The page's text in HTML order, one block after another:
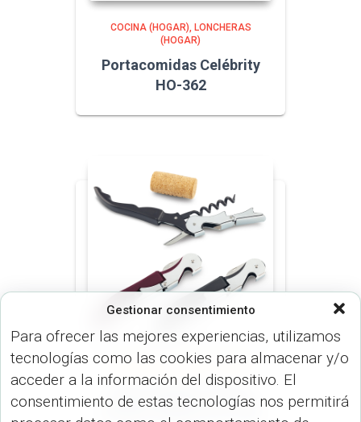
Gestionar consentimiento
Para ofrecer las mejores experiencias, utilizamos
tecnologías como las cookies para almacenar y/o
acceder a la información del dispositivo. El
consentimiento de estas tecnologías nos permitirá
COCINA (HOGAR)
LONCHERAS
(HOGAR)
Portacomidas Celébrity
HO-362
COCINA (HOGAR)
Descorchador de dos
tiempos Kiblack HO-295